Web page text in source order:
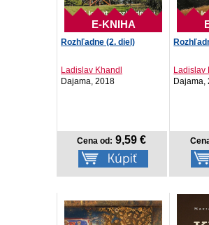
E-KNIHA
Rozhľadne (2. diel)
Ladislav Khandl
Dajama, 2018
Cena od: 9,59 €
Ladislav
Dajama,